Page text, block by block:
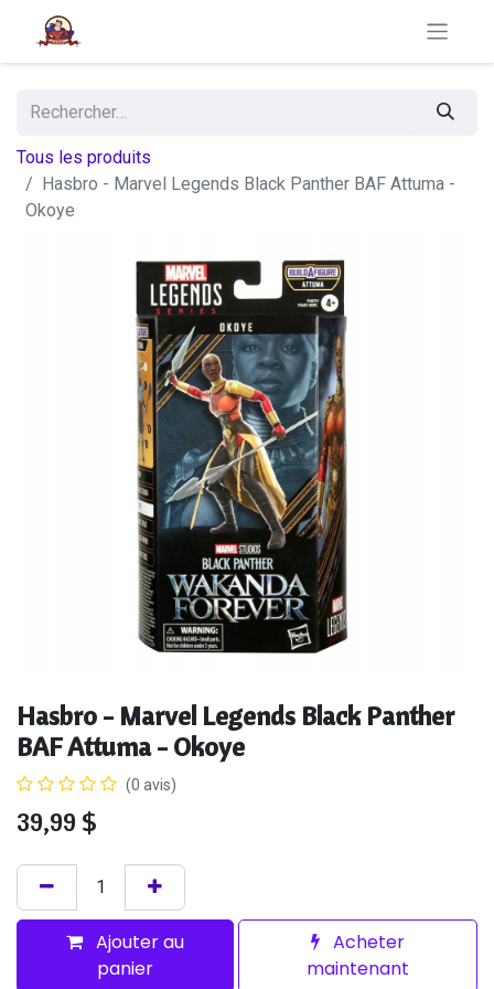
Tous les produits
Hasbro - Marvel Legends Black Panther BAF Attuma -
Okoye
Hasbro - Marvel Legends Black Panther
BAF Attuma - Okoye
(0 avis)
39,99 $
Ajouter au
panier
Acheter
maintenant